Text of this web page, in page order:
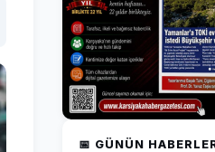
📅 GÜNÜN